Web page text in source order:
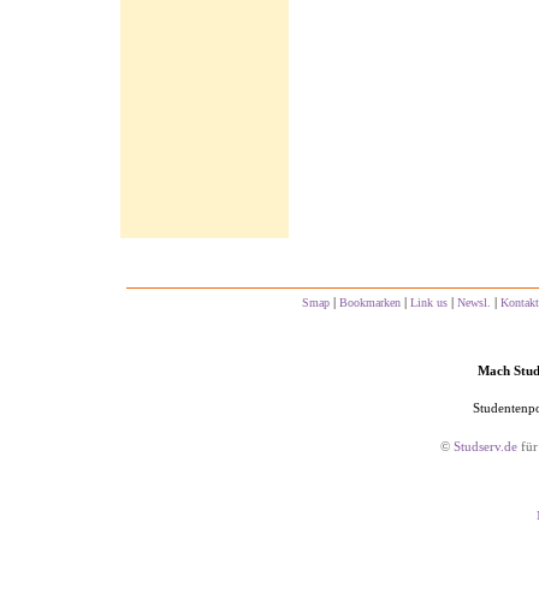
Smap | Bookmarken | Link us | Newsl. | Kontakt
Mach
© Studserv.de für